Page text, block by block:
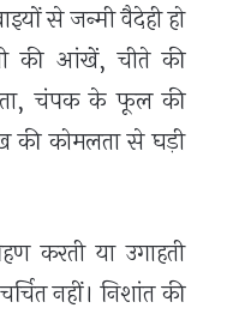
से जन्मी वैदेही हो
की आंखें,चीते की
,चंपक के फूल की
कोमलता से घड़ी
करती या उगाहती
नहीं। निशांत की